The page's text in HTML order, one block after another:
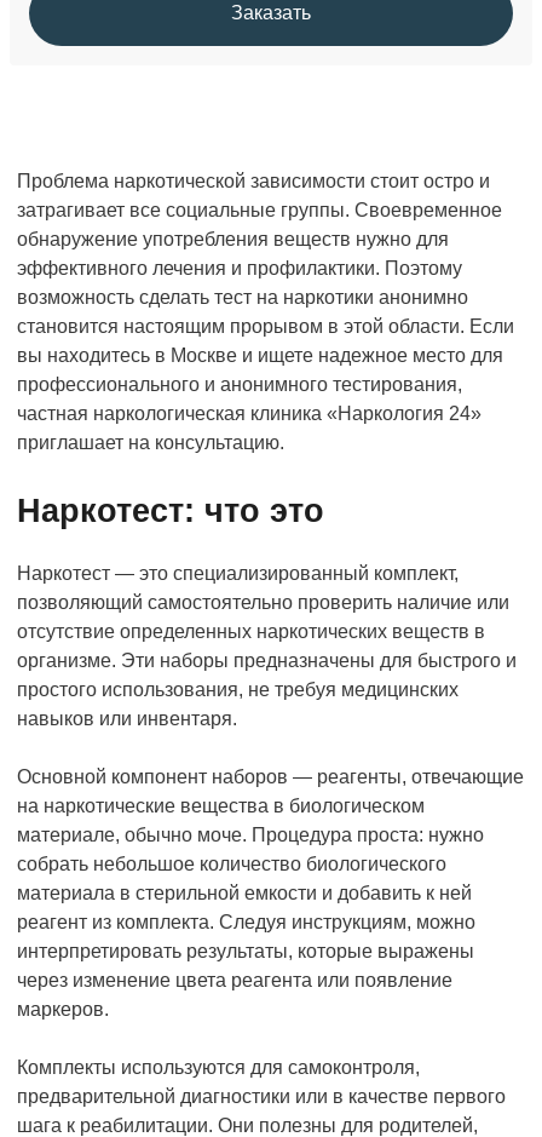
Заказать
Проблема наркотической зависимости стоит остро и
затрагивает все социальные группы. Своевременное
обнаружение употребления веществ нужно для
эффективного лечения и профилактики. Поэтому
возможность сделать тест на наркотики анонимно
становится настоящим прорывом в этой области. Если
вы находитесь в Москве и ищете надежное место для
профессионального и анонимного тестирования,
частная наркологическая клиника «Наркология 24»
приглашает на консультацию.
Наркотест: что это
Наркотест — это специализированный комплект,
позволяющий самостоятельно проверить наличие или
отсутствие определенных наркотических веществ в
организме. Эти наборы предназначены для быстрого и
простого использования, не требуя медицинских
навыков или инвентаря.
Основной компонент наборов — реагенты, отвечающие
на наркотические вещества в биологическом
материале, обычно моче. Процедура проста: нужно
собрать небольшое количество биологического
материала в стерильной емкости и добавить к ней
реагент из комплекта. Следуя инструкциям, можно
интерпретировать результаты, которые выражены
через изменение цвета реагента или появление
маркеров.
Комплекты используются для самоконтроля,
предварительной диагностики или в качестве первого
шага к реабилитации. Они полезны для родителей,